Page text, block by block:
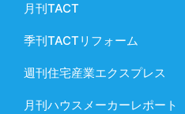
月刊TACT
季刊TACTリフォーム
週刊住宅産業エクスプレス
月刊ハウスメーカーレポート